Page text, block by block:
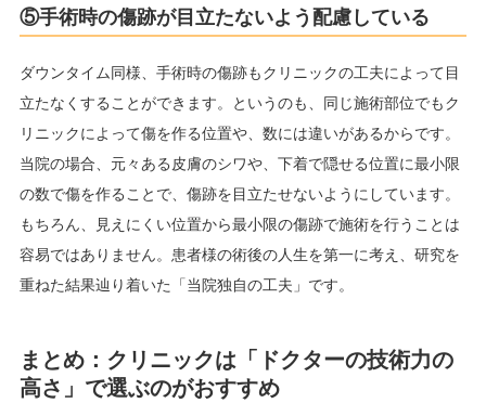
⑤手術時の傷跡が目立たないよう配慮している
ダウンタイム同様、手術時の傷跡もクリニックの工夫によって目
立たなくすることができます。というのも、同じ施術部位でもク
リニックによって傷を作る位置や、数には違いがあるからです。
当院の場合、元々ある皮膚のシワや、下着で隠せる位置に最小限
の数で傷を作ることで、傷跡を目立たせないようにしています。
もちろん、見えにくい位置から最小限の傷跡で施術を行うことは
容易ではありません。患者様の術後の人生を第一に考え、研究を
重ねた結果辿り着いた「当院独自の工夫」です。
まとめ：クリニックは「ドクターの技術力の
高さ」で選ぶのがおすすめ